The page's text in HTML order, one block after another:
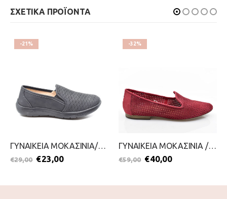
ΣΧΕΤΙΚΑ ΠΡΟΪΟΝΤΑ
-21%
ΓΥΝΑΙΚΕΙΑ ΜΟΚΑΣΙΝΙΑ/SLIP ON-BLONDIE-2099-0141-ΜΑΥΡΟ
€29,00 €23,00
-32%
ΓΥΝΑΙΚΕΙΑ ΜΟΚΑΣΙΝΙΑ / SLIP ON-TAMARIS-2099-0014-ΚΟΚΚΙΝΟ
€59,00 €40,00